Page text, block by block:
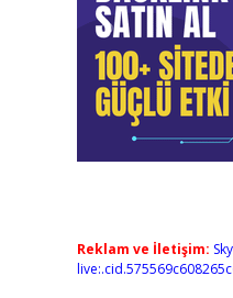
Reklam ve İletişim: